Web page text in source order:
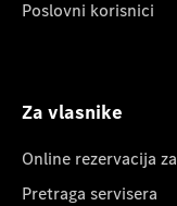
Poslovni korisnici
Za vlasnike
Online rezervacija
Pretraga servisera